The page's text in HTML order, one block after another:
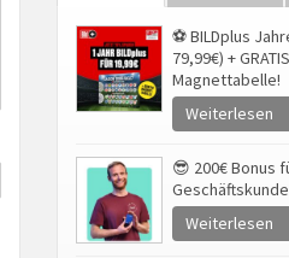
⚽ BILDplus
79,99€) +
Magnettabelle!
Weiterlesen
😎 200€ Bonus
Weiterlesen